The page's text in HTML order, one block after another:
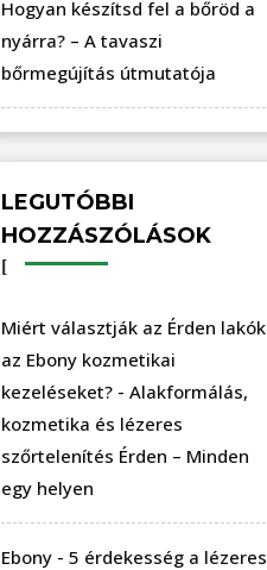
Hogyan készítsd fel a bőröd a
nyárra? – A tavaszi
bőrmegújítás útmutatója
LEGUTÓBBI
HOZZÁSZÓLÁSOK
Miért választják az Érden lakók
az Ebony kozmetikai
kezeléseket? - Alakformálás,
kozmetika és lézeres
szőrtelenítés Érden – Minden
egy helyen
Ebony - 5 érdekesség a lézeres